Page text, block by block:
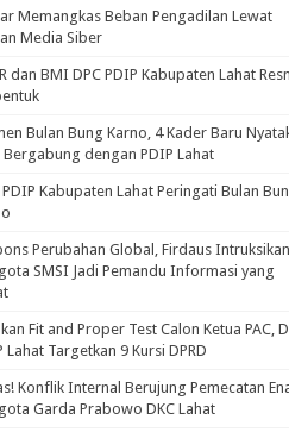
Memangkas Beban Pengadilan Lewat
Media Siber
dan BMI DPC PDIP Kabupaten Lahat
Bulan Bung Karno, 4 Kader Baru
Bergabung dengan PDIP Lahat
PDIP Kabupaten Lahat Peringati Bulan
Perubahan Global, Firdaus Intruksikan
SMSI Jadi Pemandu Informasi yang
Fit and Proper Test Calon Ketua PAC,
Lahat Targetkan 9 Kursi DPRD
Konflik Internal Berujung Pemecatan
Garda Prabowo DKC Lahat